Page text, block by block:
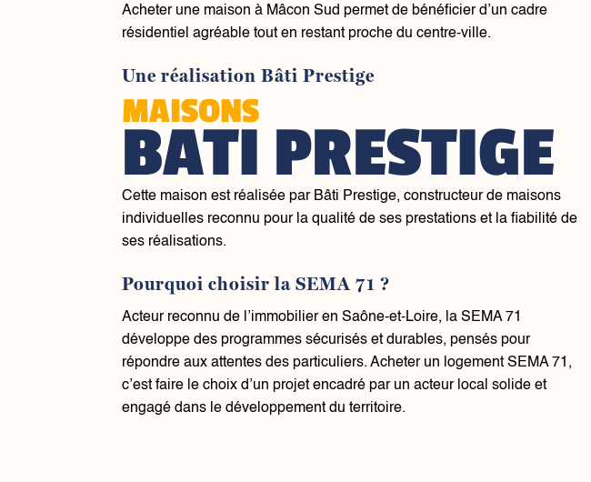
Acheter une maison à Mâcon Sud permet de bénéficier d’un cadre
résidentiel agréable tout en restant proche du centre-ville.
Une réalisation Bâti Prestige
MAISONS
BATI PRESTIGE
Cette maison est réalisée par Bâti Prestige, constructeur de maisons
individuelles reconnu pour la qualité de ses prestations et la fiabilité de
ses réalisations.
Pourquoi choisir la SEMA 71 ?
Acteur reconnu de l’immobilier en Saône-et-Loire, la SEMA 71
développe des programmes sécurisés et durables, pensés pour
répondre aux attentes des particuliers. Acheter un logement SEMA 71,
c’est faire le choix d’un projet encadré par un acteur local solide et
engagé dans le développement du territoire.